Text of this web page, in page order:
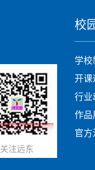
关注远东
校
学校
开课
行业
作品
官